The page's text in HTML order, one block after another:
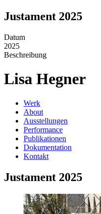
Justament 2025
Datum
2025
Beschreibung
Lisa Hegner
Werk
About
Ausstellungen
Performance
Publikationen
Dokumentation
Kontakt
Justament 2025